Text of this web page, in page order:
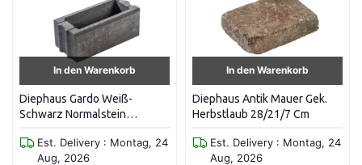
In den Warenkorb
Diephaus Gardo Weiß-
Schwarz Normalstein
Est. Delivery : Montag, 24
Aug, 2026
In den Warenkorb
Diephaus Antik Mauer Gek.
Herbstlaub 28/21/7 Cm
Est. Delivery : Montag, 24
Aug, 2026